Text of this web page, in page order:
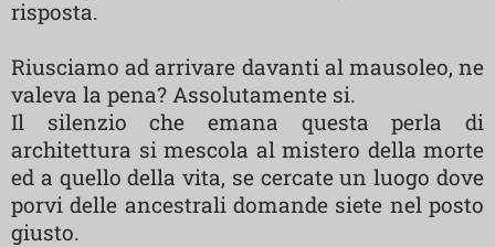
risposta.
Riusciamo ad arrivare davanti al mausoleo, ne
valeva la pena? Assolutamente si.
Il silenzio che emana questa perla di
architettura si mescola al mistero della morte
ed a quello della vita, se cercate un luogo dove
porvi delle ancestrali domande siete nel posto
giusto.